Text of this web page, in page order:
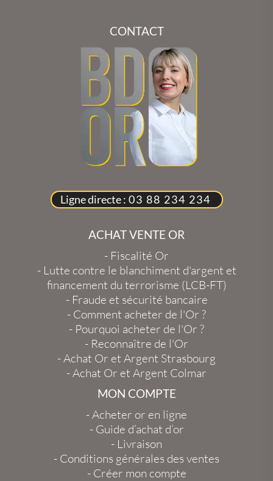
CONTACT
Ligne directe : 03 88 234 234
ACHAT VENTE OR
- Fiscalité Or
- Lutte contre le blanchiment d'argent et
financement du terrorisme (LCB-FT)
- Fraude et sécurité bancaire
- Comment acheter de l'Or ?
- Pourquoi acheter de l'Or ?
- Reconnaître de l'Or
-Achat Or et Argent Strasbourg
-Achat Or et Argent Colmar
MON COMPTE
-Acheter or en ligne
- Guide d’achat d’or
- Livraison
- Conditions générales des ventes
- Créer mon compte